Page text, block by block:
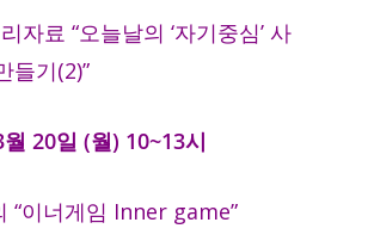
자료 “오늘날의 ‘자기중심’ 사
들기(2)”
20일 (월) 10~13시
“이너게임 Inner game”